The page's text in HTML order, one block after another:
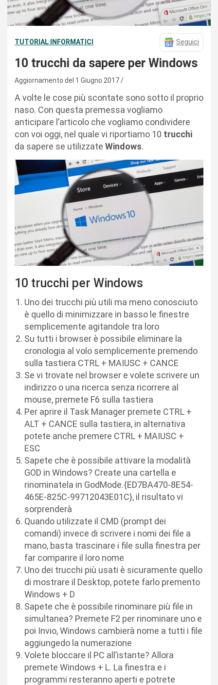
TUTORIAL INFORMATICI Seguici
10 trucchi da sapere per Windows
Aggiornamento del 1 Giugno 2017
A volte le cose più scontate sono sotto il proprio
naso. Con questa premessa vogliamo
anticipare l’articolo che vogliamo condividere
con voi oggi, nel quale vi riportiamo 10 trucchi
da sapere se utilizzate Windows.
10 trucchi per Windows
Uno dei trucchi più utili ma meno conosciuto
è quello di minimizzare in basso le finestre
semplicemente agitandole tra loro
Su tutti i browser è possibile eliminare la
cronologia al volo semplicemente premendo
sulla tastiera CTRL + MAIUSC + CANCE
Se vi trovate nel browser e volete scrivere un
indirizzo o una ricerca senza ricorrere al
mouse, premete F6 sulla tastiera
Per aprire il Task Manager premete CTRL +
ALT + CANCE sulla tastiera, in alternativa
potete anche premere CTRL + MAIUSC +
ESC
Sapete che è possibile attivare la modalità
GOD in Windows? Create una cartella e
rinominatela in GodMode.{ED7BA470-8E54-
465E-825C-99712043E01C}, il risultato vi
sorprenderà
Quando utilizzate il CMD (prompt dei
comandi) invece di scrivere i nomi dei file a
mano, basta trascinare i file sulla finestra per
far comparire il loro nome
Uno dei trucchi più usati è sicuramente quello
di mostrare il Desktop, potete farlo premento
Windows + D
Sapete che è possibile rinominare più file in
simultanea? Premete F2 per rinominare uno e
poi Invio, Windows cambierà nome a tutti i file
aggiungedo la numerazione
Volete bloccare il PC all’istante? Allora
premete Windows + L. La finestra e i
programmi resteranno aperti e potrete